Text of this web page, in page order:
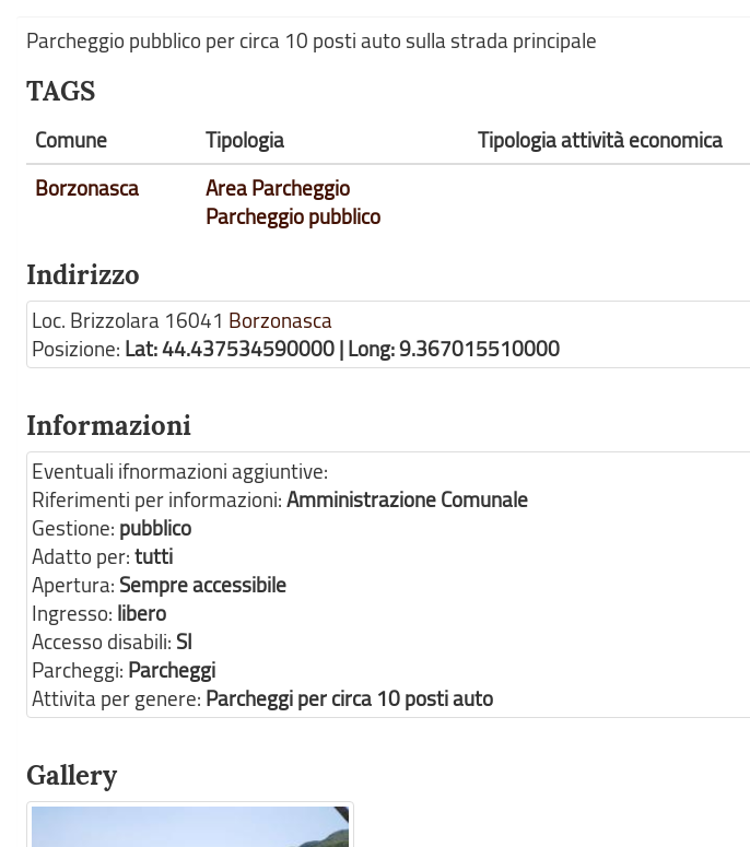
Parcheggio pubblico per circa 10 posti auto sulla strada principale
TAGS
Comune Tipologia Tipologia attività economica
Borzonasca
Area Parcheggio
Parcheggio pubblico
Indirizzo
Loc. Brizzolara 16041 Borzonasca
Posizione: Lat: 44.437534590000 | Long: 9.367015510000
Informazioni
Eventuali ifnormazioni aggiuntive:
Riferimenti per informazioni:Amministrazione Comunale
Gestione: pubblico
Adatto per:tutti
Apertura: Sempre accessibile
Ingresso: libero
Accesso disabili: SI
Parcheggi: Parcheggi
Attivita per genere: Parcheggi per circa 10 posti auto
Gallery